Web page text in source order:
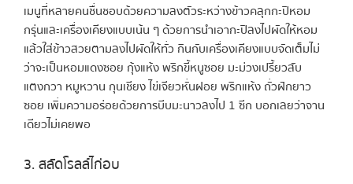
เมนูที่หลายคนชื่นชอบด้วยความลงตัวระหว่างข้าวคลุกกะปิหอม
กรุ่นและเครื่องเคียงแบบเน้น ๆ ด้วยการนำเอากะปิลงไปผัดให้หอม
แล้วใส่ข้าวสวยตามลงไปผัดให้ทั่ว กินกับเครื่องเคียงแบบจัดเต็มไม่
ว่าจะเป็นหอมแดงซอย กุ้งแห้ง พริกขี้หนูซอย มะม่วงเปรี้ยวสับ
แตงกวา หมูหวาน กุนเชียง ไข่เจียวหั่นฝอย พริกแห้ง ถั่วฝักยาว
ซอย เพิ่มความอร่อยด้วยการบีบมะนาวลงไป 1 ซีก บอกเลยว่าจาน
เดียวไม่เคยพอ
3. สลัดโรลล์ไก่อบ